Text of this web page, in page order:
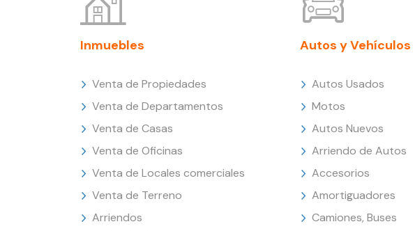
Inmuebles
Venta de Propiedades
Venta de Departamentos
Venta de Casas
Venta de Oficinas
Venta de Locales comerciales
Venta de Terreno
Arriendos
Autos y Vehículos
Autos Usados
Motos
Autos Nuevos
Arriendo de Autos
Accesorios
Amortiguadores
Camiones, Buses